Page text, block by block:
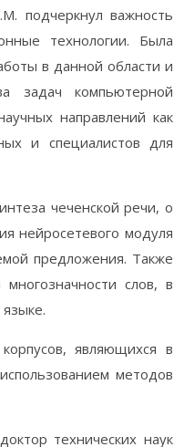
подчеркнул важность
технологии. Была
в данной области и
задач компьютерной
направлений как
и специалистов для
чеченской речи, о
нейросетевого модуля
предложения. Также
слов, в
являющихся в
методов
технических наук